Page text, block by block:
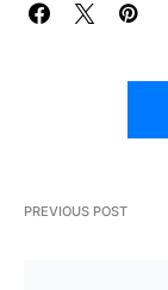
PREVIOUS POST